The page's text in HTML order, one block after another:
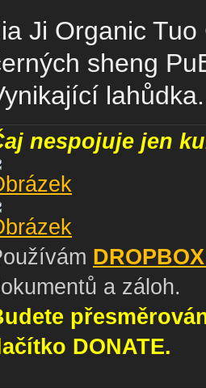
Ji Organic
sheng
nespojuje jen
a záloh.
DONATE.